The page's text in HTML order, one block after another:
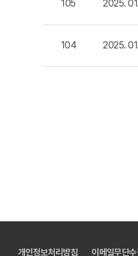
105 2025.
104 2025.
개인정보처리방침 이메일무단